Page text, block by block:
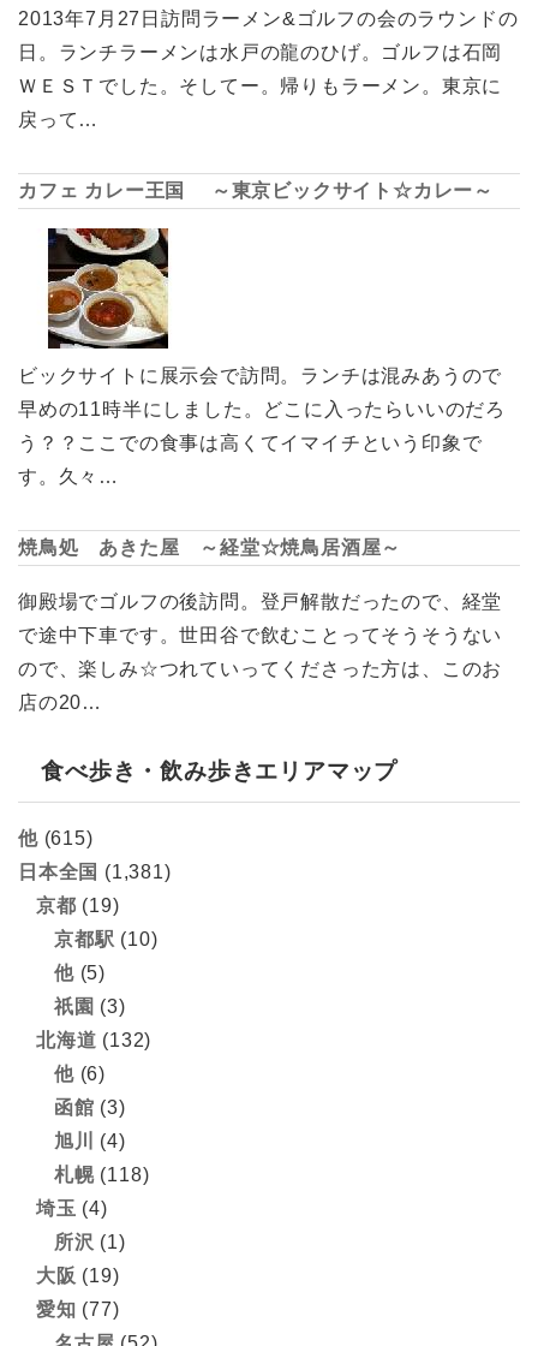
2013年7月27日訪問ラーメン&ゴルフの会のラウンドの
日。ランチラーメンは水戸の龍のひげ。ゴルフは石岡
ＷＥＳＴでした。そしてー。帰りもラーメン。東京に
戻って…
カフェ カレー王国 ～東京ビックサイト☆カレー～
ビックサイトに展示会で訪問。ランチは混みあうので
早めの11時半にしました。どこに入ったらいいのだろ
う？？ここでの食事は高くてイマイチという印象で
す。久々…
焼鳥処 あきた屋 ～経堂☆焼鳥居酒屋～
御殿場でゴルフの後訪問。登戸解散だったので、経堂
で途中下車です。世田谷で飲むことってそうそうない
ので、楽しみ☆つれていってくださった方は、このお
店の20…
食べ歩き・飲み歩きエリアマップ
他(615)
日本全国 (1,381)
京都 (19)
京都駅 (10)
他(5)
祇園 (3)
北海道 (132)
他(6)
函館 (3)
旭川
(4)
札幌(118)
埼玉 (4)
所沢 (1)
大阪 (19)
愛知 (77)